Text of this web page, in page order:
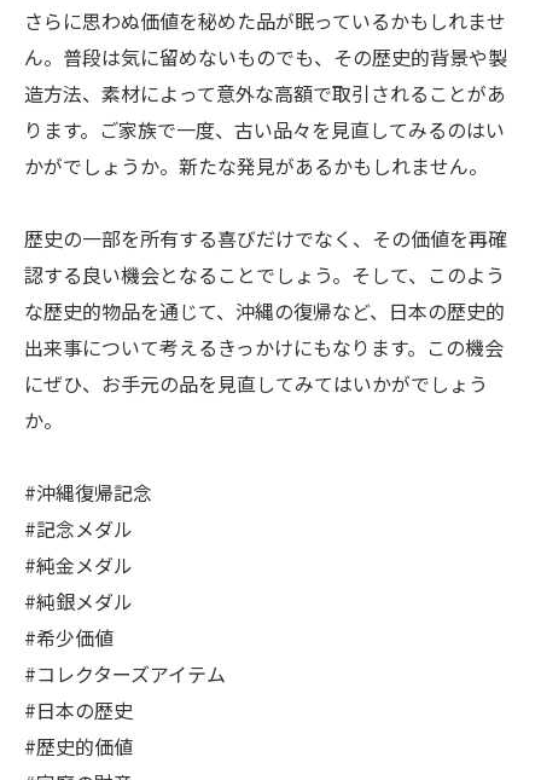
さらに思わぬ価値を秘めた品が眠っているかもしれませ
ん。普段は気に留めないものでも、その歴史的背景や製
造方法、素材によって意外な高額で取引されることがあ
ります。ご家族で一度、古い品々を見直してみるのはい
かがでしょうか。新たな発見があるかもしれません。
歴史の一部を所有する喜びだけでなく、その価値を再確
認する良い機会となることでしょう。そして、このよう
な歴史的物品を通じて、沖縄の復帰など、日本の歴史的
出来事について考えるきっかけにもなります。この機会
にぜひ、お手元の品を見直してみてはいかがでしょう
か。
#沖縄復帰記念
#記念メダル
#純金メダル
#純銀メダル
#希少価値
#コレクターズアイテム
#日本の歴史
#歴史的価値